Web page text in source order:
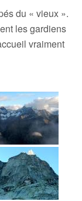
du « vieux ».
les gardiens
vraiment